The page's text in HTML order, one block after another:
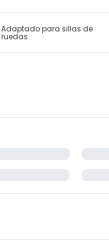
Adaptado para sillas de
ruedas